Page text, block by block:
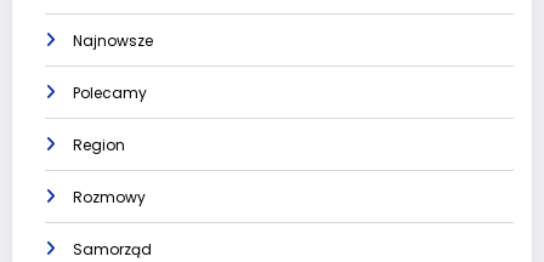
Najnowsze
Polecamy
Region
Rozmowy
Samorząd